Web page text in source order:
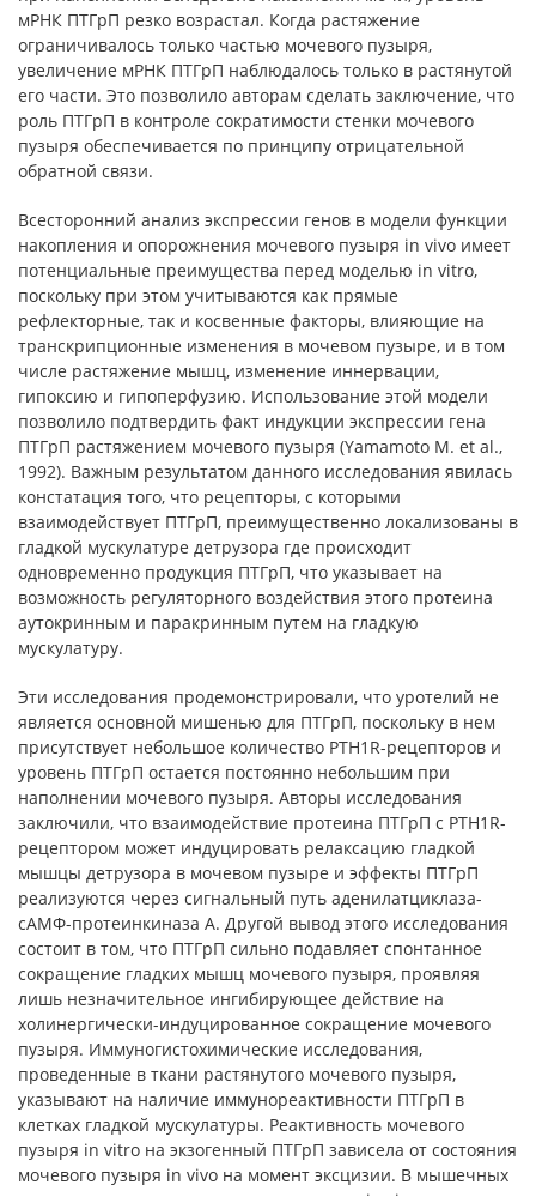
мРНК ПТГрП резко возрастал. Когда растяжение
ограничивалось только частью мочевого пузыря,
увеличение мРНК ПТГрП наблюдалось только в растянутой
его части. Это позволило авторам сделать заключение, что
роль ПТГрП в контроле сократимости стенки мочевого
пузыря обеспечивается по принципу отрицательной
обратной связи.
Всесторонний анализ экспрессии генов в модели функции
накопления и опорожнения мочевого пузыря in vivo имеет
потенциальные преимущества перед моделью in vitro,
поскольку при этом учитываются как прямые
рефлекторные, так и косвенные факторы, влияющие на
транскрипционные изменения в мочевом пузыре, и в том
числе растяжение мышц, изменение иннервации,
гипоксию и гипоперфузию. Использование этой модели
позволило подтвердить факт индукции экспрессии гена
ПТГрП растяжением мочевого пузыря (Yamamoto M. et al.,
1992). Важным результатом данного исследования явилась
констатация того, что рецепторы, с которыми
взаимодействует ПТГрП, преимущественно локализованы в
гладкой мускулатуре детрузора где происходит
одновременно продукция ПТГрП, что указывает на
возможность регуляторного воздействия этого протеина
аутокринным и паракринным путем на гладкую
мускулатуру.
Эти исследования продемонстрировали, что уротелий не
является основной мишенью для ПТГрП, поскольку в нем
присутствует небольшое количество PTH1R-рецепторов и
уровень ПТГрП остается постоянно небольшим при
наполнении мочевого пузыря. Авторы исследования
заключили, что взаимодействие протеина ПТГрП с PTH1R-
рецептором может индуцировать релаксацию гладкой
мышцы детрузора в мочевом пузыре и эффекты ПТГрП
реализуются через сигнальный путь аденилатциклаза-
cAMФ-протеинкиназа A. Другой вывод этого исследования
состоит в том, что ПТГрП сильно подавляет спонтанное
сокращение гладких мышц мочевого пузыря, проявляя
лишь незначительное ингибирующее действие на
холинергически-индуцированное сокращение мочевого
пузыря. Иммуногистохимические исследования,
проведенные в ткани растянутого мочевого пузыря,
указывают на наличие иммунореактивности ПТГрП в
клетках гладкой мускулатуры. Реактивность мочевого
пузыря in vitro на экзогенный ПТГрП зависела от состояния
мочевого пузыря in vivo на момент эксцизии. В мышечных